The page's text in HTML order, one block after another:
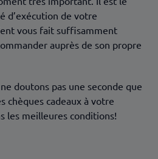
d’exécution de votre
vous fait suffisamment
auprès de son propre
doutons pas une seconde que
chèques cadeaux à votre
les meilleures conditions!